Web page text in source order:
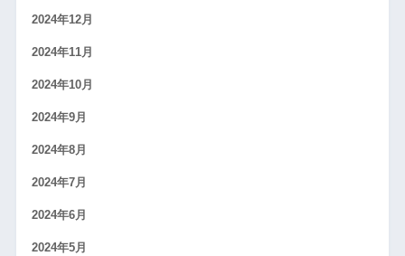
2024年12月
2024年11月
2024年10月
2024年9月
2024年8月
2024年7月
2024年6月
2024年5月